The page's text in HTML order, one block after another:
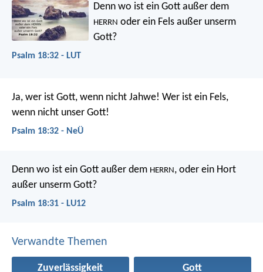
Denn wo ist ein Gott außer dem
HERRN oder ein Fels außer unserm
Gott?
Psalm 18:32 - LUT
Ja, wer ist Gott, wenn nicht Jahwe! Wer ist ein Fels,
wenn nicht unser Gott!
Psalm 18:32 - NeÜ
Denn wo ist ein Gott außer dem HERRN, oder ein Hort
außer unserm Gott?
Psalm 18:31 - LU12
Verwandte Themen
Zuverlässigkeit Gott